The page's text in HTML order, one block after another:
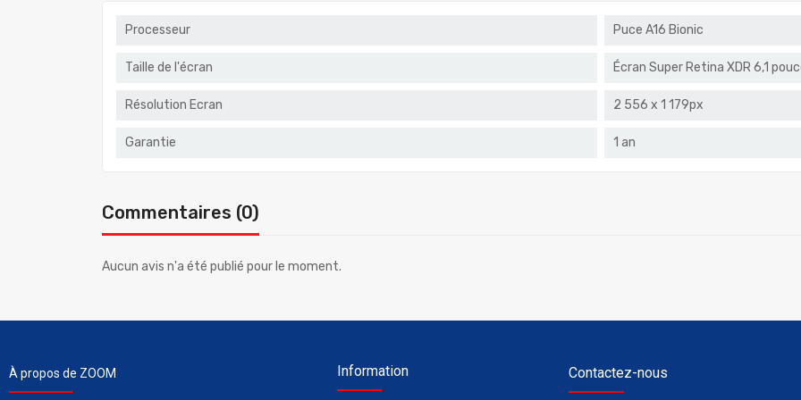
Processeur Puce A16 Bionic
Taille de l'écran Écran Super Retina XDR 6,1
Résolution Ecran 2 556 x 1 179px
Garantie 1 an
Commentaires (0)
Aucun avis n'a été publié pour le moment.
À propos de ZOOM Information Contactez-nous